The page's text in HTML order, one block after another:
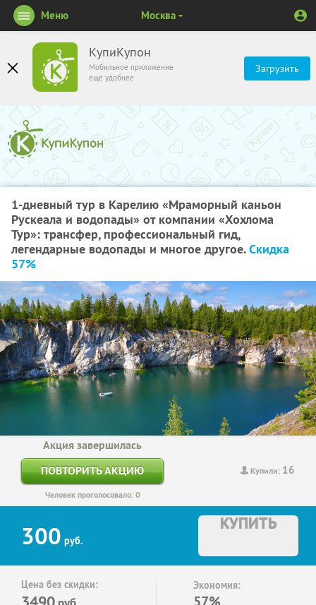
КупиКупон
Мобильное приложение
ещё удобнее
Загрузить
Меню Москва
1-дневный тур в Карелию «Мраморный каньон
Рускеала и водопады» от компании «Хохлома
Тур»: трансфер, профессиональный гид,
легендарные водопады и многое другое.Скидка
57%
Купили: 16
Акция завершилась
ПОВТОРИТЬ АКЦИЮ
Человек проголосовало: 0
300 руб.
КУПИТЬ
Цена без скидки: Экономия: